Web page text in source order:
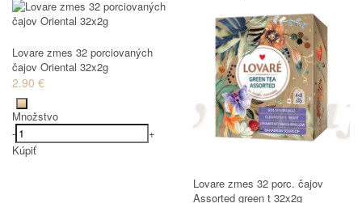
Lovare zmes 32 porciovaných
čajov Oriental 32x2g
2.90 €
Množstvo
-
+
Kúpiť
Lovare zmes 32 porc. čajov
Assorted green t 32x2g